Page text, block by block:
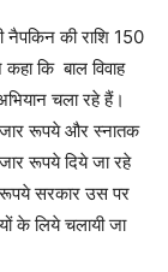
नैपकिन की राशि 150
कि बाल विवाह
चला रहे हैं।
रूपये और स्नातक
रूपये दिये जा रहे
सरकार उस पर
के लिये चलायी जा